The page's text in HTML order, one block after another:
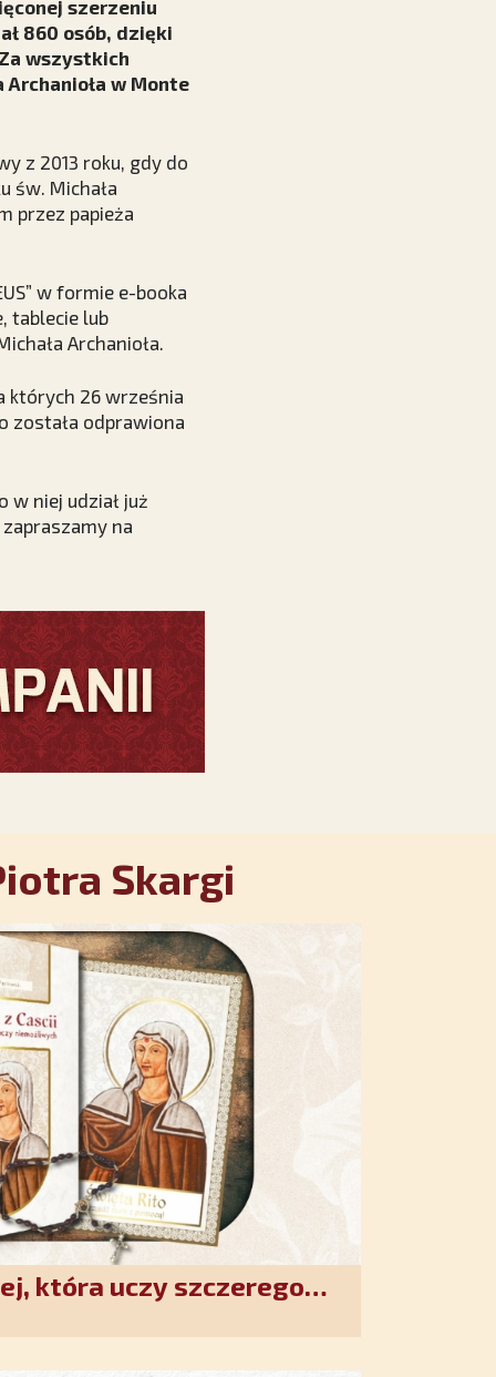
szerzeniu
860 osób, dzięki
wszystkich
w Monte
z 2013 roku, gdy do
św. Michała
przez papieża
w formie e-booka
tablecie lub
Archanioła.
których 26 września
została odprawiona
w niej udział już
na
Skargi
która uczy szczerego